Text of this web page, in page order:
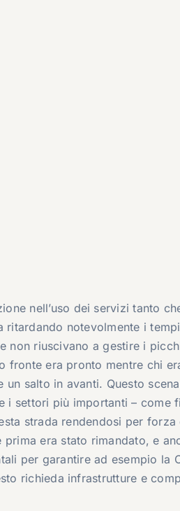
nell’uso dei servizi tanto
notevolmente i
non riuscivano a gestire i
fronte era pronto mentre chi
salto in avanti. Questo
i settori più importanti – come
strada rendendosi per
era stato rimandato, e
per garantire ad esempio la
richieda infrastrutture e